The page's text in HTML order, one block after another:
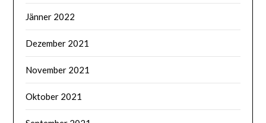
Jänner 2022
Dezember 2021
November 2021
Oktober 2021